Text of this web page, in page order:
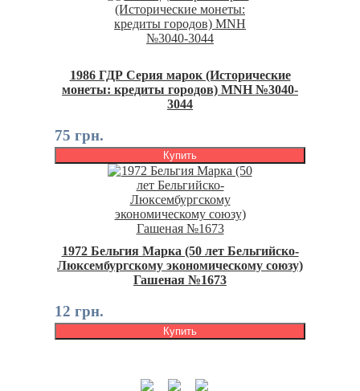
1986 ГДР Серия марок (Исторические
монеты: кредиты городов) MNH №3040-
3044
75 грн.
Купить
1972 Бельгия Марка (50 лет Бельгийско-
Люксембургскому экономическому союзу)
Гашеная №1673
12 грн.
Купить